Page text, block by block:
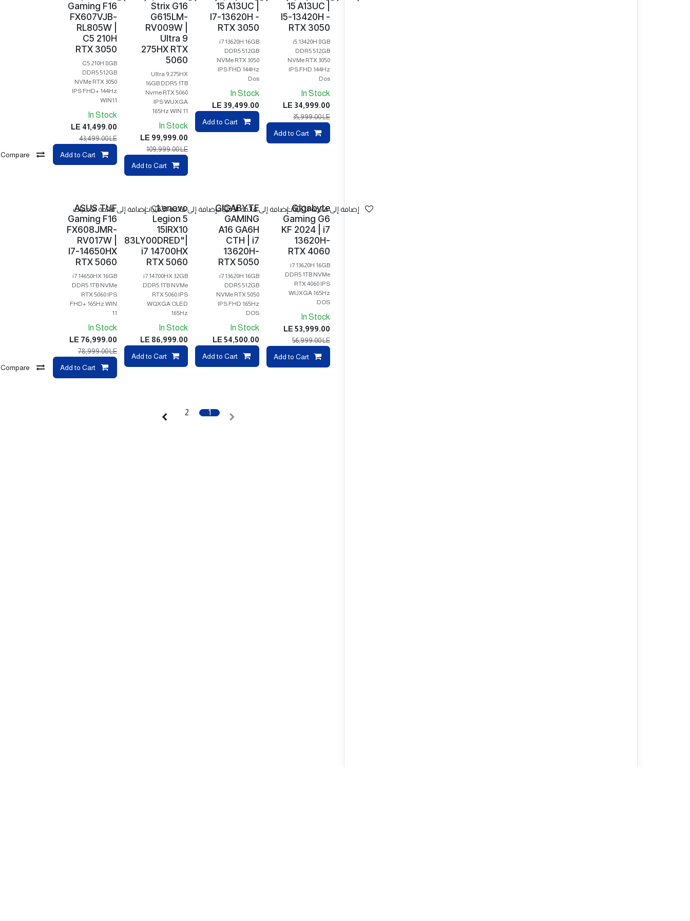
15 A13UC |
I5-13420H -
RTX 3050
i5 13420H 8GB
DDR5 512GB
NVMe RTX 3050
IPS FHD 144Hz
Dos
34,999.00
35,999.00LE
In Stock
Add to Cart
Compare
15 A13UC |
I7-13620H -
RTX 3050
i7 13620H 16GB
DDR5 512GB
NVMe RTX 3050
IPS FHD 144Hz
Dos
39,499.00
In Stock
Add to Cart
Compare
Strix G16
G615LM-
RV009W |
Ultra 9
275HX RTX
5060
Ultra 9 275HX
16GB DDR5 1TB
Nvme RTX 5060
IPS WUXGA
165Hz WIN 11
99,999.00
109,999.00LE
In Stock
Add to Cart
Compare
Gaming F16
FX607VJB-
RL805W |
C5 210H
RTX 3050
C5 210H 8GB
DDR5 512GB
NVMe RTX 3050
IPS FHD+ 144Hz
WIN11
41,499.00
43,499.00LE
In Stock
Add to Cart
Compare
بيع
Gigabyte
Gaming G6
KF 2024 | i7
13620H-
RTX 4060
i7 13620H 16GB
DDR5 1TB NVMe
RTX 4060 IPS
WUXGA 165Hz
DOS
53,999.00
56,999.00LE
In Stock
Add to Cart
Compare
إضافة إلى قائمة الأمنيات
GIGABYTE
GAMING
A16 GA6H
CTH | i7
13620H-
RTX 5050
i7 13620H 16GB
DDR5 512GB
NVMe RTX 5050
IPS FHD 165Hz
DOS
54,500.00
In Stock
Add to Cart
Compare
إضافة إلى قائمة الأمنيات
Lenovo
Legion 5
15IRX10
"83LY00DRED"|
i7 14700HX
RTX 5060
i7 14700HX 32GB
DDR5 1TB NVMe
RTX 5060 IPS
WQXGA OLED
165Hz
86,999.00
In Stock
Add to Cart
Compare
إضافة إلى قائمة الأمنيات
ASUS TUF
Gaming F16
FX608JMR-
RV017W |
I7-14650HX
RTX 5060
i7 14650HX 16GB
DDR5 1TB NVMe
RTX 5060 IPS
FHD+ 165Hz WIN
11
76,999.00
78,999.00LE
In Stock
Add to Cart
Compare
إضافة إلى قائمة الأمنيات
1
2